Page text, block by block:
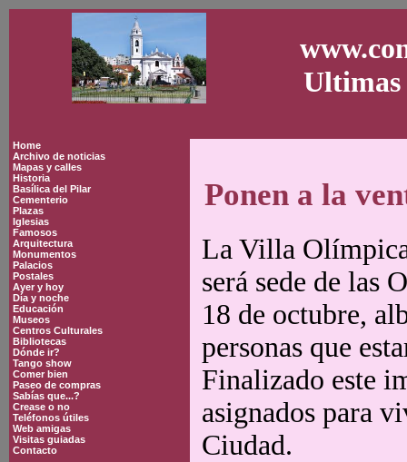
Ultimas
Home
Archivo de noticias
Mapas y calles
Historia
Basílica del Pilar
Cementerio
Plazas
Iglesias
Famosos
Arquitectura
Monumentos
Palacios
Postales
Ayer y hoy
Día y noche
Educación
Museos
Centros Culturales
Bibliotecas
Dónde ir?
Tango show
Comer bien
Paseo de compras
Sabías que...?
Crease o no
Teléfonos útiles
Web amigas
Visitas guiadas
Contacto
Ponen a la
La Villa
será sede de las
18 de octubre,
personas que
Finalizado este
asignados para
Ciudad.